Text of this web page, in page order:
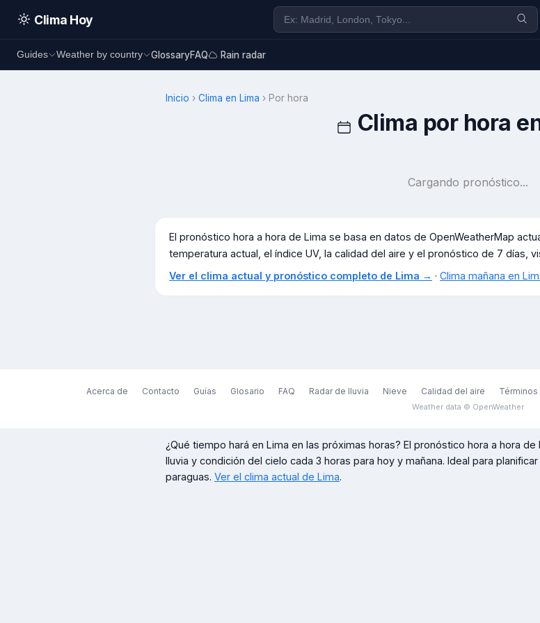
Clima Hoy
Guides Weather by country GlossaryFAQ Rain radar
Inicio › Clima en Lima › Por hora
Clima por hora
Cargando pronóstico...
El pronóstico hora a hora de Lima se basa en datos de OpenWeatherMap
temperatura actual, el índice UV, la calidad del aire y el pronóstico de 7 días,
Ver el clima actual y pronóstico completo de Lima → · Clima mañana en
Acerca de Contacto Guías Glosario FAQ Radar de lluvia Nieve Calidad del aire Términos
Weather data © OpenWeather
¿Qué tiempo hará en Lima en las próximas horas? El pronóstico hora a hora de
lluvia y condición del cielo cada 3 horas para hoy y mañana. Ideal para
paraguas. Ver el clima actual de Lima.